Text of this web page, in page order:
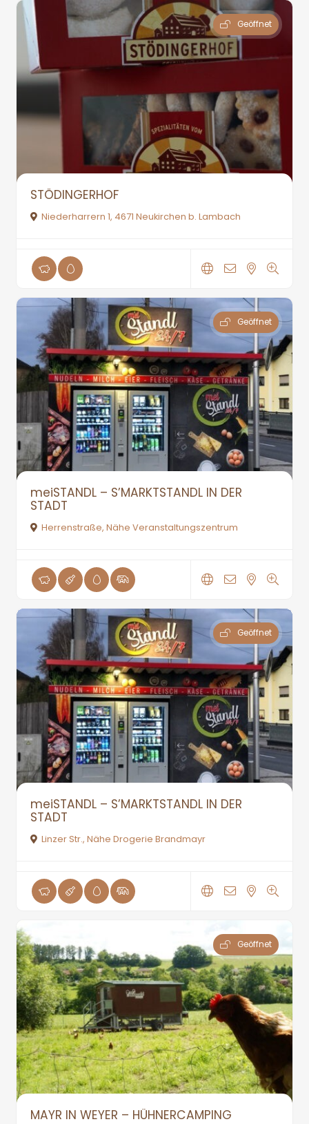
Geöffnet
STÖDINGERHOF
Niederharrern 1, 4671 Neukirchen b. Lambach
Geöffnet
meiSTANDL – S’MARKTSTANDL IN DER
STADT
Herrenstraße, Nähe Veranstaltungszentrum
Geöffnet
meiSTANDL – S’MARKTSTANDL IN DER
STADT
Linzer Str., Nähe Drogerie Brandmayr
Geöffnet
MAYR IN WEYER – HÜHNERCAMPING